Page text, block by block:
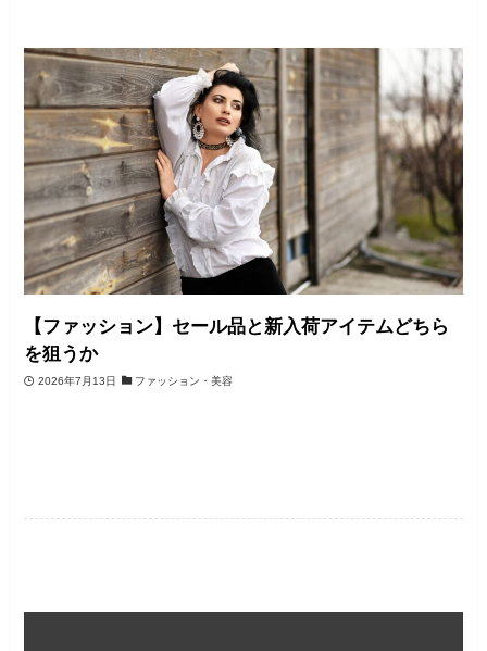
【ファッション】セール品と新入荷アイテムどちら
を狙うか
2026年7月13日 ファッション・美容